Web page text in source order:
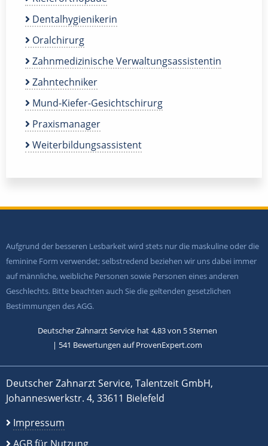
Dentalhygienikerin
Oralchirurg
Zahnmedizinische Verwaltungsassistentin
Zahntechniker
Mund-Kiefer-Gesichtschirurg
Praxismanager
Weiterbildungsassistent
Aufgrund der besseren Lesbarkeit wird stets nur die maskuline oder die
feminine Form verwendet; selbstredend beziehen wir uns dabei immer
auf männliche, weibliche Personen sowie Personen eines anderen
Geschlechts. Bitte beachten auch Sie die geltenden gesetzlichen
Bestimmungen des AGG.
Deutscher Zahnarzt Service hat 4,83von 5Sternen
| 541 Bewertungen auf ProvenExpert.com
Deutscher Zahnarzt Service, Talentzeit GmbH,
Johanneswerkstr. 4, 33611 Bielefeld
Impressum